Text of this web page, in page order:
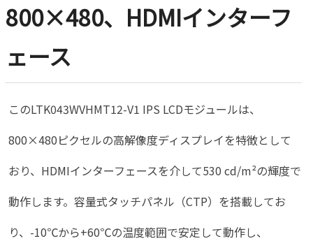
800×480、HDMIインターフ
ェース
このLTK043WVHMT12-V1 IPS LCDモジュールは、
800×480ピクセルの高解像度ディスプレイを特徴として
おり、HDMIインターフェースを介して530 cd/m²の輝度で
動作します。容量式タッチパネル（CTP）を搭載してお
り、-10℃から+60℃の温度範囲で安定して動作し、